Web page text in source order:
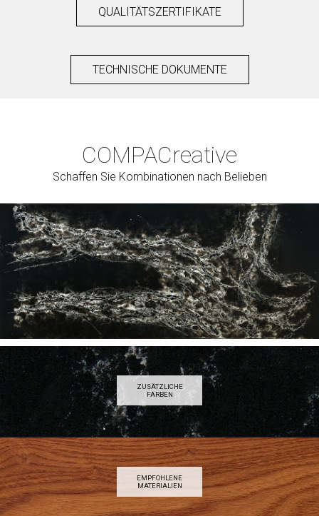
QUALITÄTSZERTIFIKATE
TECHNISCHE DOKUMENTE
COMPACreative
Schaffen Sie Kombinationen nach Belieben
ZUSÄTZLICHE
FARBEN
EMPFOHLENE
MATERIALIEN